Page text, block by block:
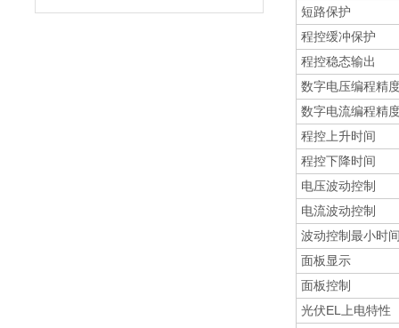
短路保护
程控缓冲保护
程控稳态输出
数字电压编程精
数字电流编程精
程控上升时间
程控下降时间
电压波动控制
电流波动控制
波动控制最小时
面板显示
面板控制
光伏EL上电特性